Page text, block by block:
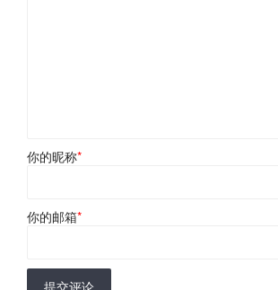
你的昵称*
你的邮箱*
提交评论